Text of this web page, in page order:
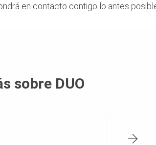
en contacto contigo lo antes
sobre DUO